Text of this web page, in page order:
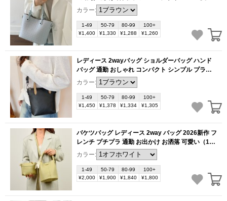
ヶ）
(BB6267)
カラー:
1-49 50-79 80-99
100+
¥1,400
¥1,330 ¥1,288 ¥1,260
レディース 2wayバッグ ショルダーバッグ ハンド
バッグ 通勤 おしゃれ コンパクト シンプル プライ
ベート 可愛い（1ヶ）
カラー:
1-49 50-79 80-99
100+
¥1,450
¥1,378 ¥1,334 ¥1,305
バケツバッグ レディース 2way バッグ 2026新作 フ
レンチ プチプラ 通勤 お出かけ お洒落 可愛い（1
ヶ）
(BB6248)
カラー:
1-49 50-79 80-99
100+
¥2,000
¥1,900 ¥1,840 ¥1,800